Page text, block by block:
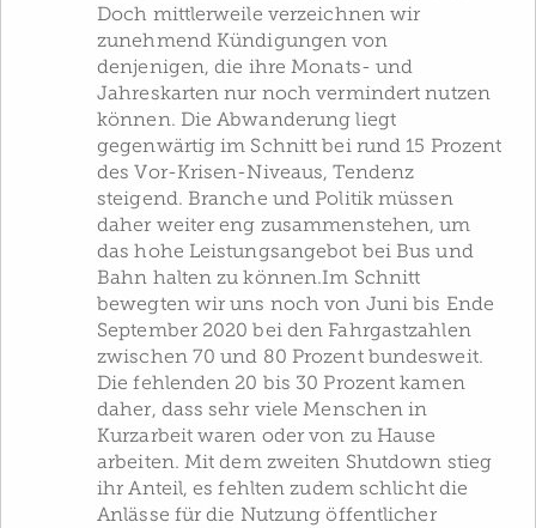
Doch mittlerweile verzeichnen wir
zunehmend Kündigungen von
denjenigen, die ihre Monats- und
Jahreskarten nur noch vermindert nutzen
können. Die Abwanderung liegt
gegenwärtig im Schnitt bei rund 15 Prozent
des Vor-Krisen-Niveaus, Tendenz
steigend. Branche und Politik müssen
daher weiter eng zusammenstehen, um
das hohe Leistungsangebot bei Bus und
Bahn halten zu können.Im Schnitt
bewegten wir uns noch von Juni bis Ende
September 2020 bei den Fahrgastzahlen
zwischen 70 und 80 Prozent bundesweit.
Die fehlenden 20 bis 30 Prozent kamen
daher, dass sehr viele Menschen in
Kurzarbeit waren oder von zu Hause
arbeiten. Mit dem zweiten Shutdown stieg
ihr Anteil, es fehlten zudem schlicht die
Anlässe für die Nutzung öffentlicher